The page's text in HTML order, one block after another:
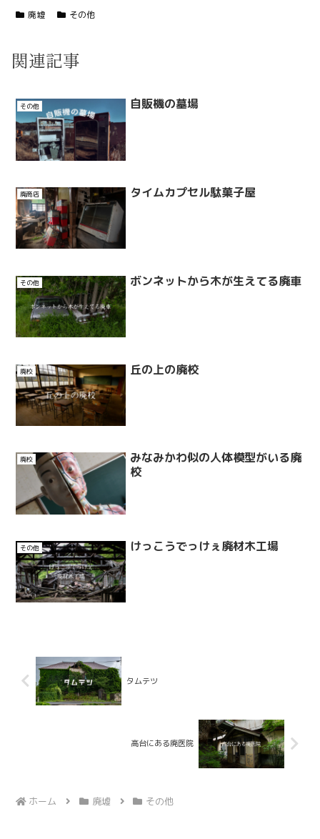
廃墟 その他
関連記事
その他 自販機の墓場
廃商店 タイムカプセル駄菓子屋
その他 ボンネットから木が生えてる廃車
廃校 丘の上の廃校
廃校
みなみかわ似の人体模型がいる廃
校
その他 けっこうでっけぇ廃材木工場
タムテツ
高台にある廃医院
ホーム 廃墟 その他